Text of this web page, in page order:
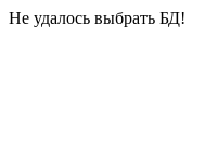
Не удалось выбрать БД!